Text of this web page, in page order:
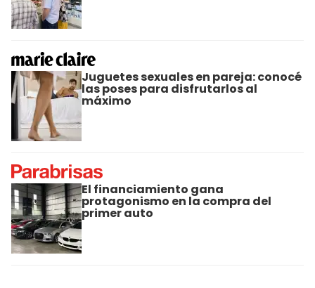
Juguetes sexuales en pareja: conocé
las poses para disfrutarlos al
máximo
El financiamiento gana
protagonismo en la compra del
primer auto